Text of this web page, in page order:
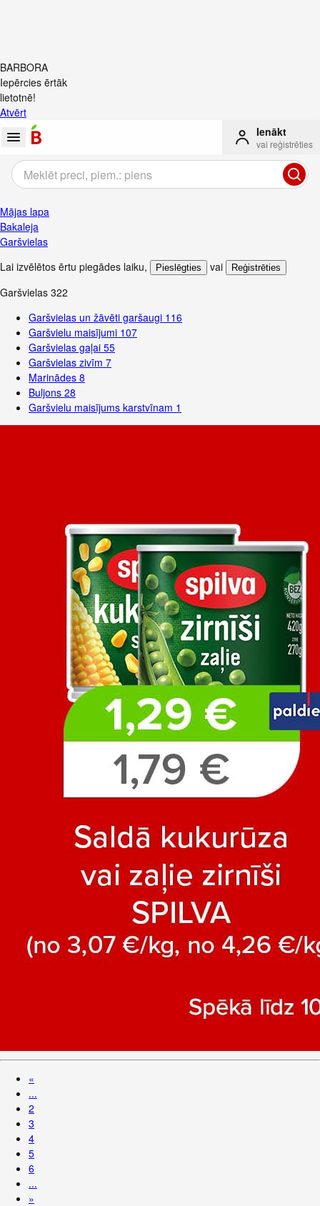
BARBORA
Iepērcies ērtāk
lietotnē!
Atvērt
Ienākt
vai reģistrēties
Mājas lapa
Bakaleja
Garšvielas
Lai izvēlētos ērtu piegādes laiku, Pieslēgties vai Reģistrēties
Garšvielas 322
Garšvielas un žāvēti garšaugi 116
Garšvielu maisījumi 107
Garšvielas gaļai 55
Garšvielas zivīm 7
Marinādes 8
Buljons 28
Garšvielu maisījums karstvīnam 1
«
...
2
3
4
5
6
...
»